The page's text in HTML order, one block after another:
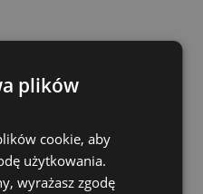
galerii
plików
cookie, aby
użytkowania.
wyrażasz zgodę